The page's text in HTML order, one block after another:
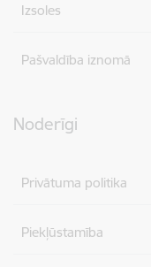
Izsoles
Pašvaldība iznomā
Noderīgi
Privātuma politika
Piekļūstamība